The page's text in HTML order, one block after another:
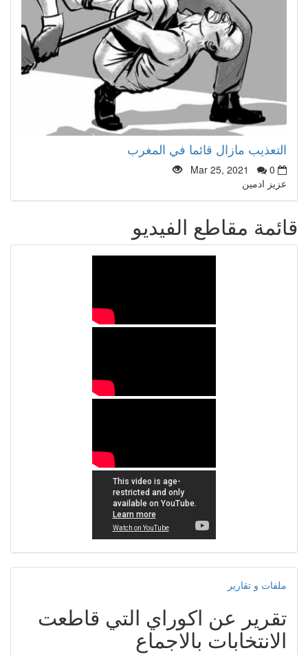
التعذيب مازال قائما في المغرب
Mar 25, 2021
0
عزيز ادمين
قائمة مقاطع الفيديو
ملفات و تقارير
تقرير عن اكوراي التي قاطعت
الانتخابات بالاجماع